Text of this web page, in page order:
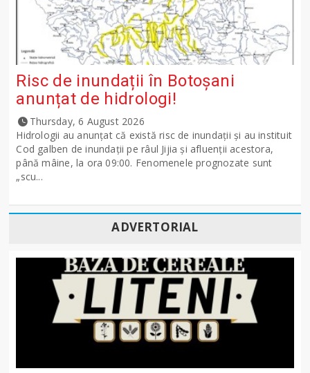
Risc de inundații în Botoșani
anunțat de hidrologi!
Thursday, 6 August 2026
Hidrologii au anunțat că există risc de inundații și au instituit
Cod galben de inundații pe râul Jijia și afluenții acestora,
până mâine, la ora 09:00. Fenomenele prognozate sunt
„scu...
ADVERTORIAL